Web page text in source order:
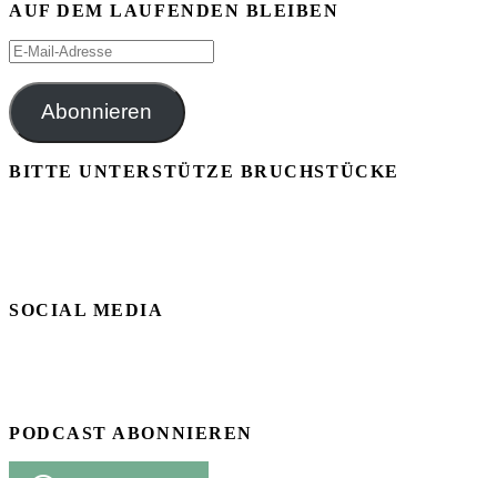
AUF DEM LAUFENDEN BLEIBEN
E-
Adresse
Abonnieren
BITTE UNTERSTÜTZE BRUCHSTÜCKE
SOCIAL MEDIA
PODCAST ABONNIEREN